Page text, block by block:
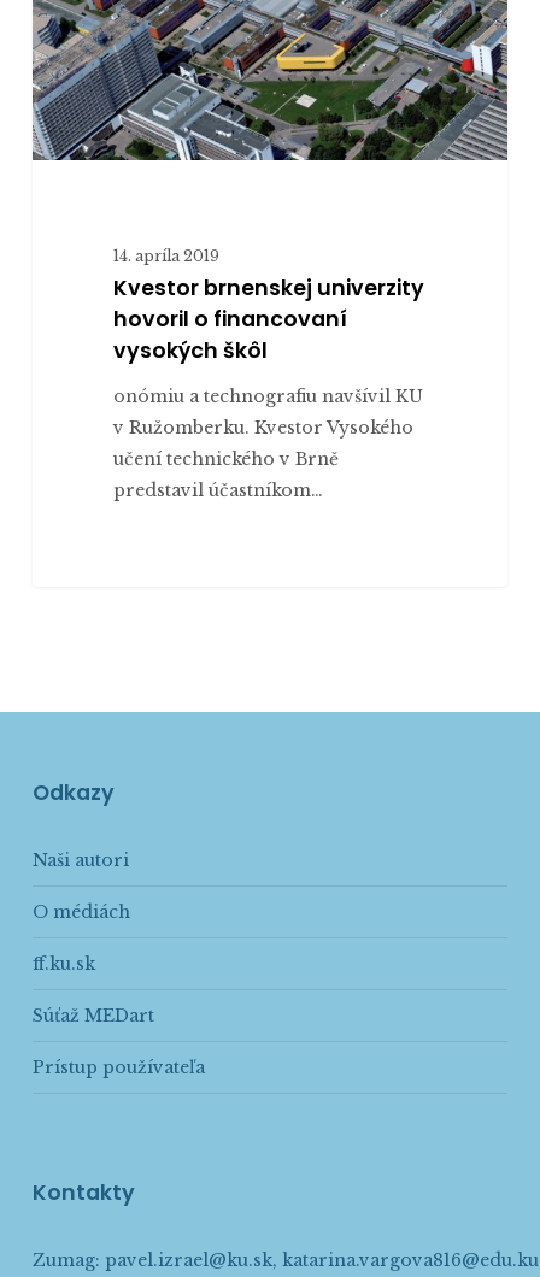
financovaní
vysokých
škôl
14. apríla 2019
Kvestor brnenskej univerzity
hovoril o financovaní
vysokých škôl
onómiu a technografiu navšívil KU
v Ružomberku. Kvestor Vysokého
učení technického v Brně
predstavil účastníkom…
Odkazy
Naši autori
O médiách
ff.ku.sk
Súťaž MEDart
Prístup používateľa
Kontakty
Zumag: pavel.izrael@ku.sk,